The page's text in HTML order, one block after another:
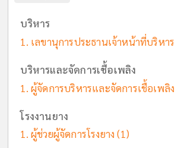
บริหาร
เลขานุการประธานเจ้าหน้าที่บริหาร
บริหารและจัดการเชื้อเพลิง
ผู้จัดการบริหารและจัดการเชื้อเพลิง
โรงงานยาง
ผู้ช่วยผู้จัดการโรงยาง(1)